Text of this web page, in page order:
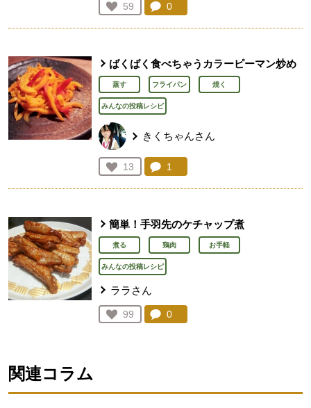
お気に入り登録：
59
人が登録
コメント：
0
ばくばく食べちゃうカラーピーマン炒め
蒸す フライパン 焼く
みんなの投稿レシピ
きくちゃんさん
お気に入り登録：
13
人が登録
コメント：
1
簡単！手羽先のケチャップ煮
煮る 鶏肉 お手軽
みんなの投稿レシピ
ララさん
お気に入り登録：
99
人が登録
コメント：
0
関連コラム